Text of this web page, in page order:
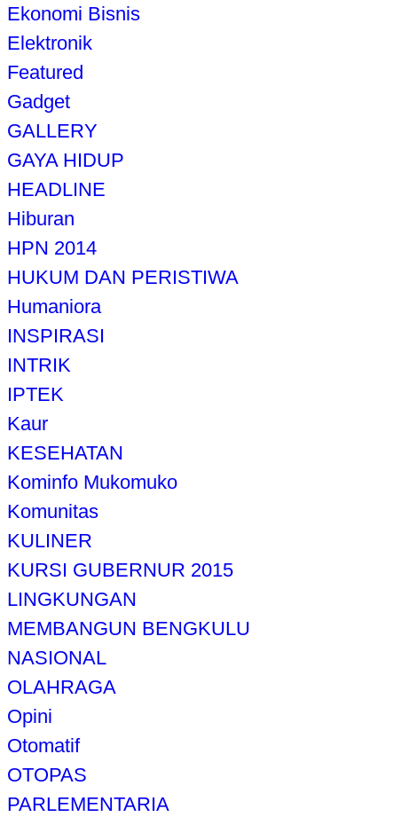
Ekonomi Bisnis
Elektronik
Featured
Gadget
GALLERY
GAYA HIDUP
HEADLINE
Hiburan
HPN 2014
HUKUM DAN PERISTIWA
Humaniora
INSPIRASI
INTRIK
IPTEK
Kaur
KESEHATAN
Kominfo Mukomuko
Komunitas
KULINER
KURSI GUBERNUR 2015
LINGKUNGAN
MEMBANGUN BENGKULU
NASIONAL
OLAHRAGA
Opini
Otomatif
OTOPAS
PARLEMENTARIA